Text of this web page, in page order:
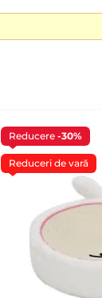
Reducere-30%
Reduceri de vară